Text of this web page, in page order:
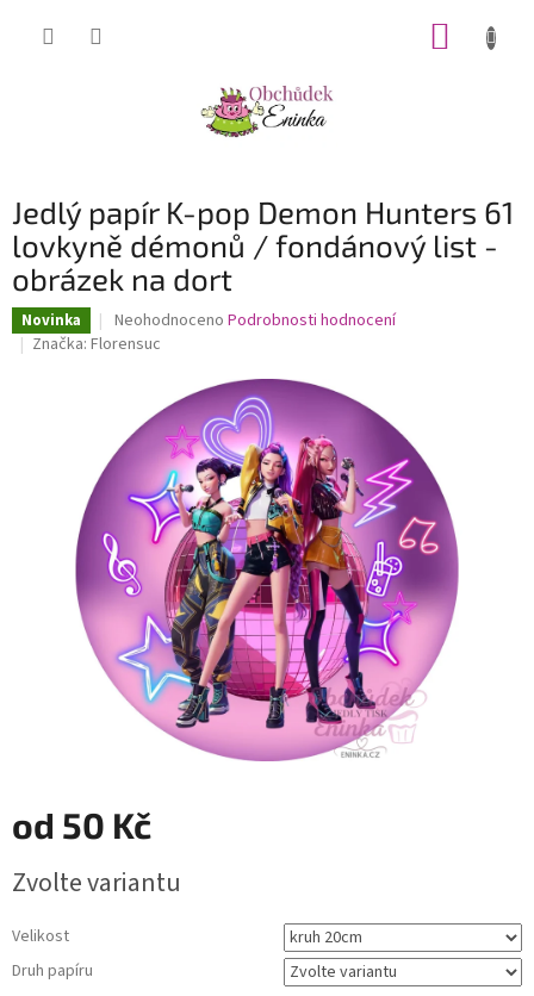
Jedlý papír K-pop Demon Hunters 61
lovkyně démonů / fondánový list -
obrázek na dort
Novinka
Průměrné
hodnocení
5
hvězdiček.
Neohodnoceno Podrobnosti hodnocení
Značka: Florensuc
od 50 Kč
cena:
Zvolte variantu
Velikost
Druh papíru